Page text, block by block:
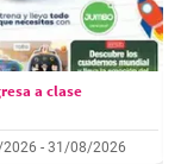
a clase
- 31/08/2026